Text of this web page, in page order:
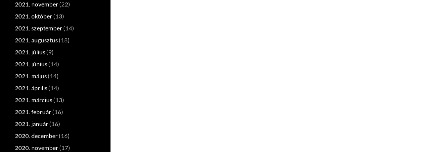
2021. november(22)
2021. október(13)
2021. szeptember(14)
2021. augusztus(18)
2021. július(9)
2021. június(14)
2021. május(14)
2021. április(14)
2021. március(13)
2021. február(16)
2021. január(16)
2020. december(16)
2020. november(17)